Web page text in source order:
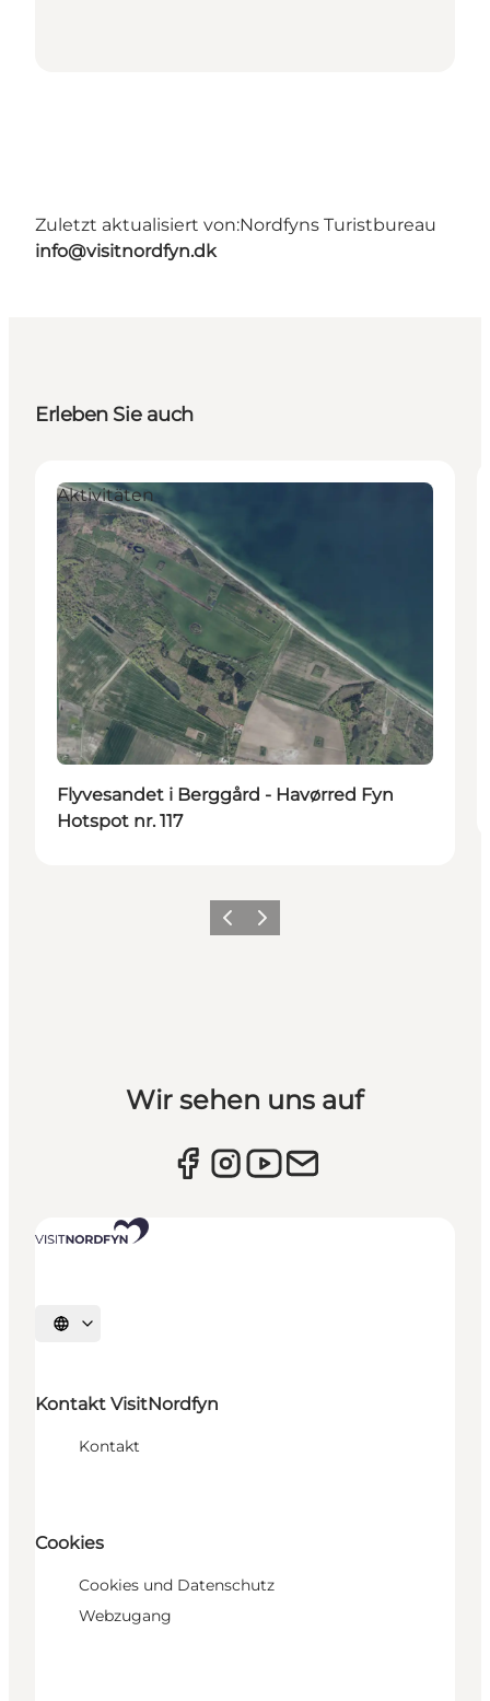
Zuletzt aktualisiert von:Nordfyns Turistbureau
info@visitnordfyn.dk
Erleben Sie auch
Aktivitäten
Flyvesandet i Berggård - Havørred Fyn
Hotspot nr. 117
Vorherige Folie
Nächste Folie
Wir sehen uns auf
Sprache auswählen
Kontakt VisitNordfyn
Kontakt
Cookies
Cookies und Datenschutz
Webzugang